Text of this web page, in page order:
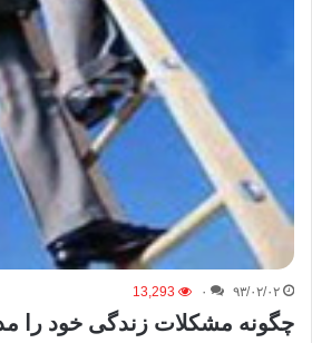
۹۳/۰۲/۰۲ ۰ 13,293
چگونه مشکلات زندگی خود را